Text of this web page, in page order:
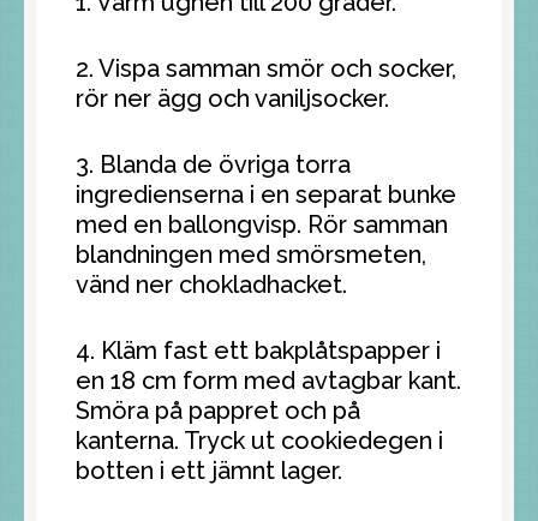
2. Vispa samman smör och socker,
rör ner ägg och vaniljsocker.
3. Blanda de övriga torra
ingredienserna i en separat bunke
med en ballongvisp. Rör samman
blandningen med smörsmeten,
vänd ner chokladhacket.
4. Kläm fast ett bakplåtspapper i
en 18 cm form med avtagbar kant.
Smöra på pappret och på
kanterna. Tryck ut cookiedegen i
botten i ett jämnt lager.